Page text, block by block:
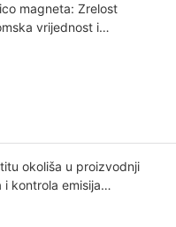
magneta: Zrelost
vrijednost i
okoliša u proizvodnji
i kontrola emisija